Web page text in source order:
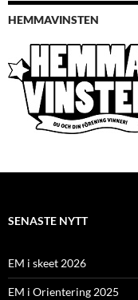
HEMMAVINSTEN
SENASTE NYTT
EM i skeet 2026
EM i Orientering 2025